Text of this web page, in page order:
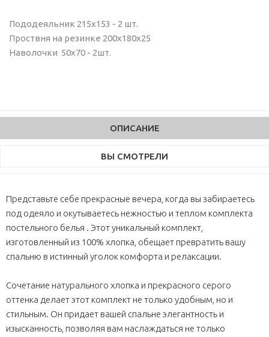
Пододеяльник 215х153 - 2 шт.
Проствня на резинке 200х180х25
Наволочки 50х70 - 2шт.
ОПИСАНИЕ
ВЫ СМОТРЕЛИ
Представьте себе прекрасные вечера, когда вы забираетесь
под одеяло и окутываетесь нежностью и теплом комплекта
постельного белья . Этот уникальный комплект,
изготовленный из 100% хлопка, обещает превратить вашу
спальню в истинный уголок комфорта и релаксации.
Сочетание натурального хлопка и прекрасного серого
оттенка делает этот комплект не только удобным, но и
стильным. Он придает вашей спальне элегантность и
изысканность, позволяя вам наслаждаться не только